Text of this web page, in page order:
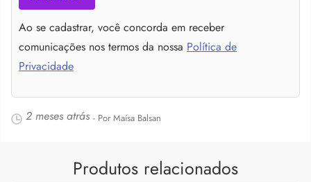
Ao se cadastrar, você concorda em receber
comunicações nos termos da nossa Política de
Privacidade
2 meses atrás - Por Maísa Balsan
Produtos relacionados